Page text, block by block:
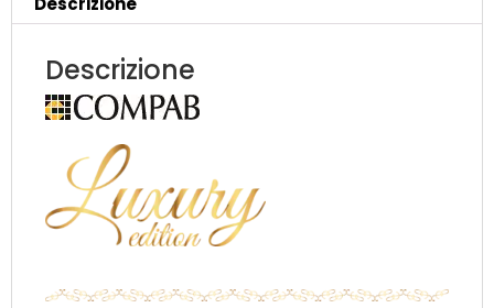
personalizzabile
COMPAB
Descrizione